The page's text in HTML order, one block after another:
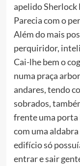
apelido Sherlock
Parecia com o
Além do mais
perquiridor,
Cai-lhe bem o
numa praça
andares, tendo
sobrados,
frente uma
com uma
edifício só
entrar e sair